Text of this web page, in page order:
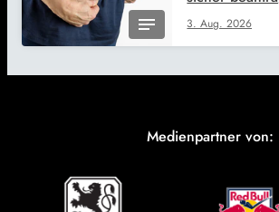
3. Aug. 2026
Medienpartner von: